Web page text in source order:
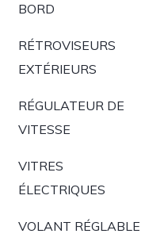
BORD
RÉTROVISEURS
EXTÉRIEURS
RÉGULATEUR DE
VITESSE
VITRES
ÉLECTRIQUES
VOLANT RÉGLABLE